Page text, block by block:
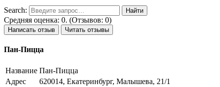
Search:
Средняя оценка: 0. (Отзывов: 0)
Написать отзыв Читать отзывы
Пан-Пицца
Название Пан-Пицца
Адрес
620014, Екатеринбург, Малышева, 21/1